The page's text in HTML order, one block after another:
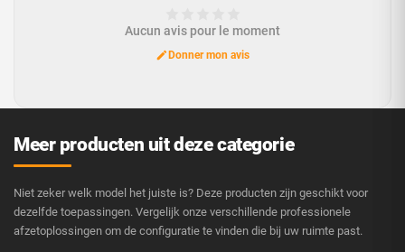
Aucun avis pour le moment
Donner mon avis
Meer producten uit deze categorie
Niet zeker welk model het juiste is? Deze producten zijn geschikt voor
dezelfde toepassingen. Vergelijk onze verschillende professionele
afzetoplossingen om de configuratie te vinden die bij uw ruimte past.